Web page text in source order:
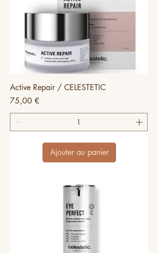
Active Repair / CELESTETIC
Prix
75,00 €
Ajouter au panier